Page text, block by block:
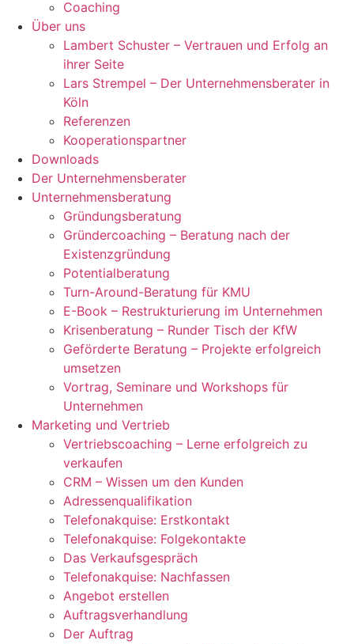
Coaching
Über uns
Lambert Schuster – Vertrauen und Erfolg an
ihrer Seite
Lars Strempel – Der Unternehmensberater in
Köln
Referenzen
Kooperationspartner
Downloads
Der Unternehmensberater
Unternehmensberatung
Gründungsberatung
Gründercoaching – Beratung nach der
Existenzgründung
Potentialberatung
Turn-Around-Beratung für KMU
E-Book – Restrukturierung im Unternehmen
Krisenberatung – Runder Tisch der KfW
Geförderte Beratung – Projekte erfolgreich
umsetzen
Vortrag, Seminare und Workshops für
Unternehmen
Marketing und Vertrieb
Vertriebscoaching – Lerne erfolgreich zu
verkaufen
CRM – Wissen um den Kunden
Adressenqualifikation
Telefonakquise: Erstkontakt
Telefonakquise: Folgekontakte
Das Verkaufsgespräch
Telefonakquise: Nachfassen
Angebot erstellen
Auftragsverhandlung
Der Auftrag